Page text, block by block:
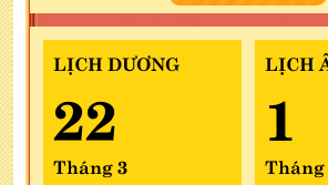
LỊCH DƯƠNG
22
Tháng 3
LỊCH
1
Tháng